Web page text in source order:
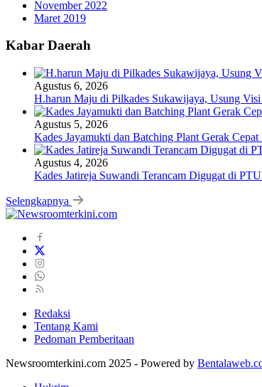
November 2022
Maret 2019
Kabar Daerah
Agustus 6, 2026
H.harun Maju di Pilkades Sukawijaya, Usung
Agustus 5, 2026
Kades Jayamukti dan Batching Plant Gerak
Agustus 4, 2026
Kades Jatireja Suwandi Terancam Digugat di
Selengkapnya
Redaksi
Tentang Kami
Pedoman Pemberitaan
Newsroomterkini.com 2025 - Powered by